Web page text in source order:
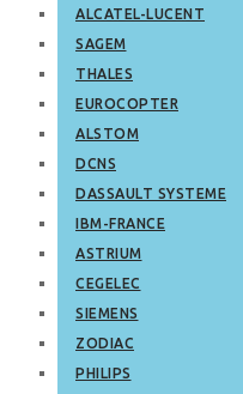
ALCATEL-LUCENT
SAGEM
THALES
EUROCOPTER
ALSTOM
DCNS
DASSAULT SYSTEME
IBM-FRANCE
ASTRIUM
CEGELEC
SIEMENS
ZODIAC
PHILIPS